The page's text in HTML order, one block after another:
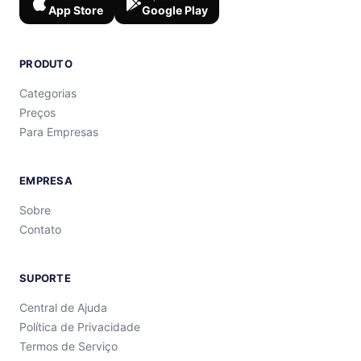
App Store Google Play
PRODUTO
Categorias
Preços
Para Empresas
EMPRESA
Sobre
Contato
SUPORTE
Central de Ajuda
Política de Privacidade
Termos de Serviço